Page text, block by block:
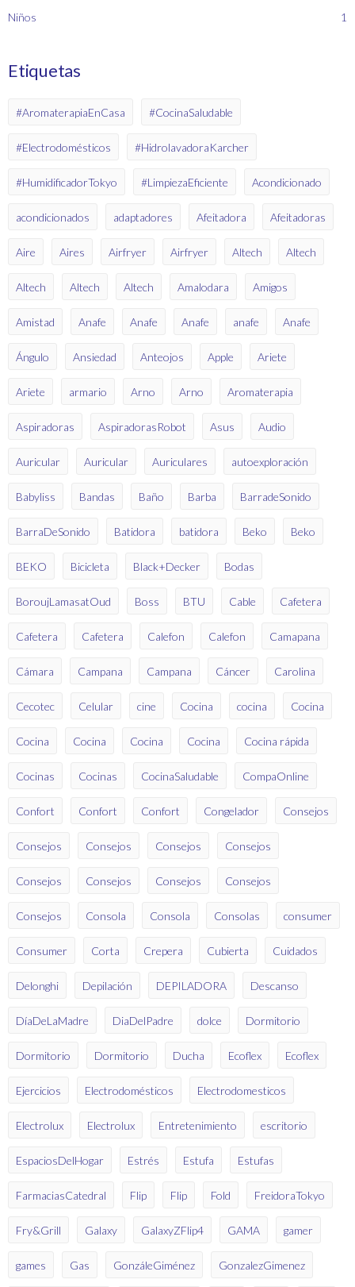
Niños
1
Etiquetas
#AromaterapiaEnCasa #CocinaSaludable
#Electrodomésticos #HidrolavadoraKarcher
#HumidificadorTokyo #LimpiezaEficiente Acondicionado
acondicionados adaptadores Afeitadora Afeitadoras
Aire Aires Airfryer Airfryer Altech Altech
Altech Altech Altech Amalodara Amigos
Amistad Anafe Anafe Anafe anafe Anafe
Ángulo Ansiedad Anteojos Apple Ariete
Ariete armario Arno Arno Aromaterapia
Aspiradoras AspiradorasRobot Asus Audio
Auricular Auricular Auriculares autoexploración
Babyliss Bandas Baño Barba BarradeSonido
BarraDeSonido Batidora batidora Beko Beko
BEKO Bicicleta Black+Decker Bodas
BoroujLamasatOud Boss BTU Cable Cafetera
Cafetera Cafetera Calefon Calefon Camapana
Cámara Campana Campana Cáncer Carolina
Cecotec Celular cine Cocina cocina Cocina
Cocina Cocina Cocina Cocina Cocina rápida
Cocinas Cocinas CocinaSaludable CompaOnline
Confort Confort Confort Congelador Consejos
Consejos Consejos Consejos Consejos
Consejos Consejos Consejos Consejos
Consejos Consola Consola Consolas consumer
Consumer Corta Crepera Cubierta Cuidados
Delonghi Depilación DEPILADORA Descanso
DíaDeLaMadre DiaDelPadre dolce Dormitorio
Dormitorio Dormitorio Ducha Ecoflex Ecoflex
Ejercicios Electrodomésticos Electrodomesticos
Electrolux Electrolux Entretenimiento escritorio
EspaciosDelHogar Estrés Estufa Estufas
FarmaciasCatedral Flip Flip Fold FreidoraTokyo
Fry&Grill Galaxy GalaxyZFlip4 GAMA gamer
games Gas GonzáleGiménez GonzalezGimenez